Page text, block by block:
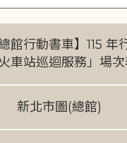
總館行動書車】115
車站巡迴服務」場次
新北市圖(總館)